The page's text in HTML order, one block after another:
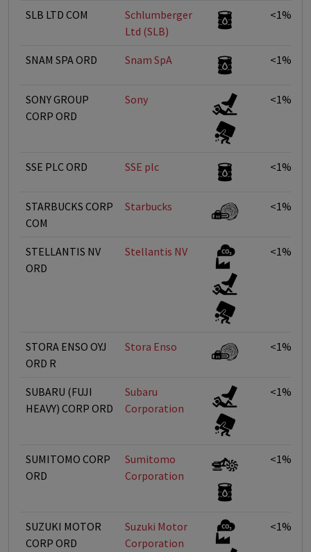
SLB LTD COM
Schlumberger
Ltd (SLB)
<1%
SNAM SPA ORD Snam SpA <1%
SONY GROUP
CORP ORD
Sony <1%
SSE PLC ORD SSE plc <1%
STARBUCKS CORP
COM
Starbucks <1%
STELLANTIS NV
ORD
Stellantis NV <1%
STORA ENSO OYJ
ORD R
Stora Enso <1%
SUBARU (FUJI
HEAVY) CORP ORD
Subaru
Corporation
<1%
SUMITOMO CORP
ORD
Sumitomo
Corporation
<1%
SUZUKI MOTOR
CORP ORD
Suzuki Motor
Corporation
<1%